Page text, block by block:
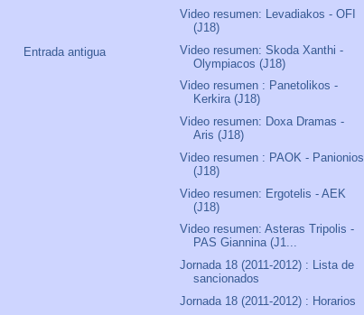
Entrada antigua
Video resumen: Levadiakos - OFI
(J18)
Video resumen: Skoda Xanthi -
Olympiacos (J18)
Video resumen : Panetolikos -
Kerkira (J18)
Video resumen: Doxa Dramas -
Aris (J18)
Video resumen : PAOK - Panionios
(J18)
Video resumen: Ergotelis - AEK
(J18)
Video resumen: Asteras Tripolis -
PAS Giannina (J1...
Jornada 18 (2011-2012) : Lista de
sancionados
Jornada 18 (2011-2012) : Horarios